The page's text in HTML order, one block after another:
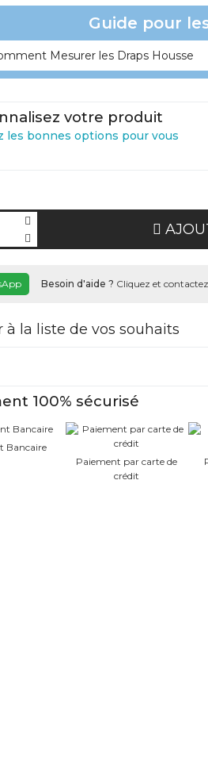
Guide pour
Mesurer les Draps Housse
votre produit
les bonnes options pour vous
Besoin d'aide ? Cliquez et
à la liste de vos souhaits
100% sécurisé
Bancaire
Paiement par carte de
crédit